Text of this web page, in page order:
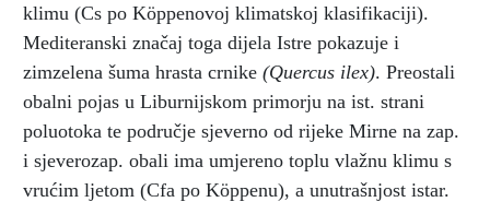
klimu (Cs po Köppenovoj klimatskoj klasifikaciji).
Mediteranski značaj toga dijela Istre pokazuje i
zimzelena šuma hrasta crnike (Quercus ilex). Preostali
obalni pojas u Liburnijskom primorju na ist. strani
poluotoka te područje sjeverno od rijeke Mirne na zap.
i sjeverozap. obali ima umjereno toplu vlažnu klimu s
vrućim ljetom (Cfa po Köppenu), a unutrašnjost istar.